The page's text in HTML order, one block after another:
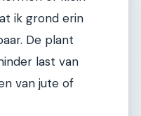
ik grond erin
De plant
last van
van jute of